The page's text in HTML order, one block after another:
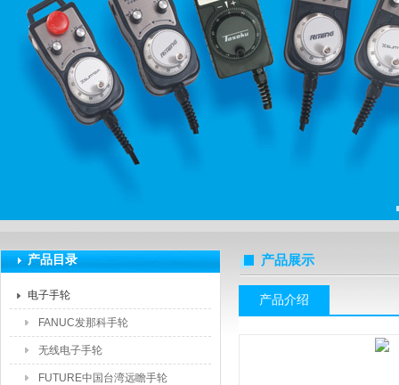
产品目录
电子手轮
FANUC发那科手轮
无线电子手轮
FUTURE中国台湾远瞻手轮
产品展示
产品介绍